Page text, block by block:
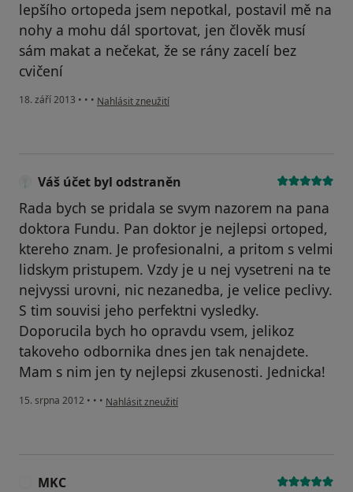
lepšího ortopeda jsem nepotkal, postavil mě na
nohy a mohu dál sportovat, jen člověk musí
sám makat a nečekat, že se rány zacelí bez
cvičení
18. září 2013 • • • podle názoru uživatele Váš účet byl odstraněn
Nahlásit zneužití
Váš účet byl odstraněn
Rada bych se pridala se svym nazorem na pana
doktora Fundu. Pan doktor je nejlepsi ortoped,
ktereho znam. Je profesionalni, a pritom s velmi
lidskym pristupem. Vzdy je u nej vysetreni na te
nejvyssi urovni, nic nezanedba, je velice peclivy.
S tim souvisi jeho perfektni vysledky.
Doporucila bych ho opravdu vsem, jelikoz
takoveho odbornika dnes jen tak nenajdete.
Mam s nim jen ty nejlepsi zkusenosti. Jednicka!
15. srpna 2012 • • • podle názoru uživatele Váš účet byl odstraněn
Nahlásit zneužití
MKC